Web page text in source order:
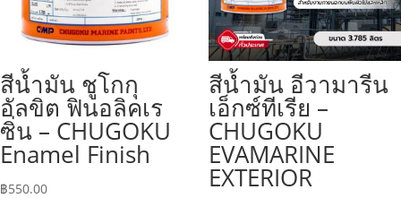
สีน้ำมัน ชูโกกุ
อัลขิต ฟินอลิคเร
ซิ่น – CHUGOKU
Enamel Finish
฿550.00
สีน้ำมัน อีวามารีน
เอ็กซ์ทีเรีย –
CHUGOKU
EVAMARINE
EXTERIOR